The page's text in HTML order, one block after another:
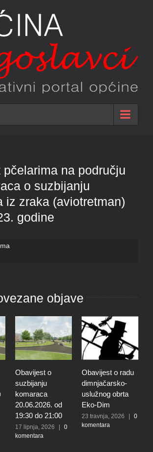
pčelarima na području
o suzbijanju
iz zraka (aviotretman)
godine
objave
Obavijest o
suzbijanju
komaraca
20.06.2026. od
19:30 do 21:00
17 lipnja, 2026
0
komentara
Obavijest o radu
dimnjačarsko-
uslužnog obrta
Eko-Dim
23 travnja, 2026
0
komentara